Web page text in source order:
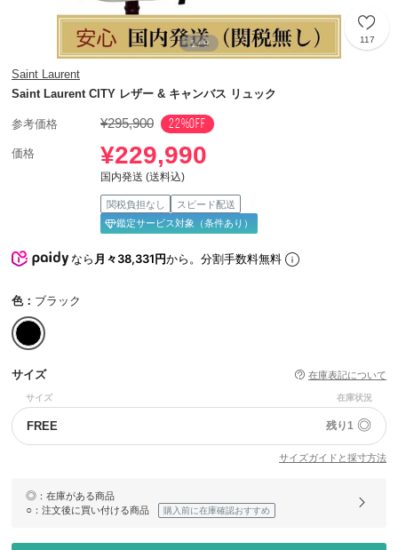
1 / 9 117
Saint Laurent
Saint Laurent CITY レザー & キャンバス リュック
参考価格 ¥295,900 22%OFF
価格 ¥229,990
国内発送 (送料込)
関税負担なし
スピード配送
鑑定サービス対象（条件あり）
なら月々38,331円から。分割手数料無料
色： ブラック
サイズ 在庫表記について
サイズ 在庫状況
FREE 残り1 ◎
サイズガイドと採寸方法
◎ ：在庫がある商品
○ ：注文後に買い付ける商品 購入前に在庫確認おすすめ